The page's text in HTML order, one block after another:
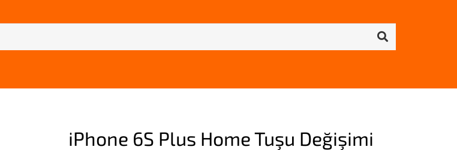
iPhone 6S Plus Home Tuşu Değişimi